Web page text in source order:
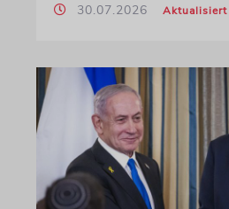
30.07.2026 Aktualisiert